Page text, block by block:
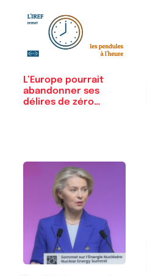
L’Europe pourrait
abandonner ses
délires de zéro…